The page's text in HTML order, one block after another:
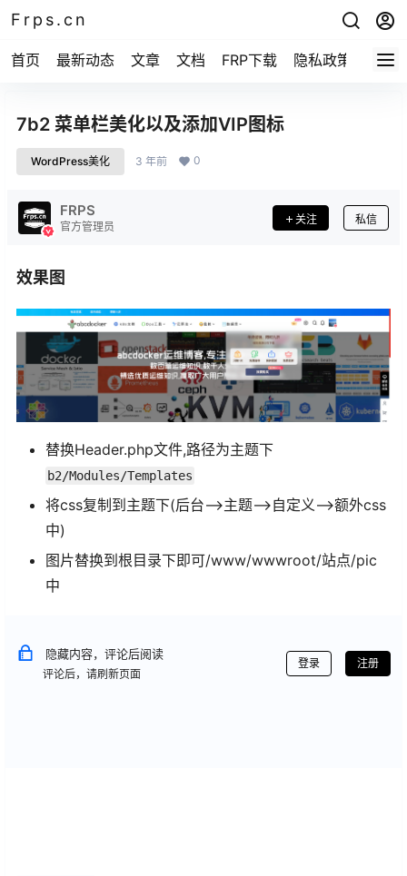
Frps.cn
首页 最新动态 文章 文档 FRP下载 隐私政策
7b2 菜单栏美化以及添加VIP图标
WordPress美化 3 年前 0
FRPS
官方管理员
关注 私信
效果图
替换Header.php文件,路径为主题下
b2/Modules/Templates
将css复制到主题下(后台-->主题-->自定义-->额外css
中)
图片替换到根目录下即可/www/wwwroot/站点/pic
中
隐藏内容，评论后阅读
评论后，请刷新页面
登录 注册